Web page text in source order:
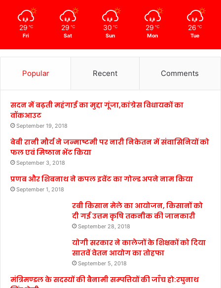
29 ℃
Fri
29 ℃
Sat
30 ℃
Sun
29 ℃
Mon
26 ℃
Tue
Popular Recent Comments
सदन में बढ़ती महंगाई का मुद्दा गूंजा,कांग्रेस विधायकों का
वॉकआउट
September 19, 2018
बेबी रानी मौर्य ने जन्माष्टमी पर नारी निकेतन में संवासिनियों को
फल एवं मिष्ठान भेंट किया
September 3, 2018
प्रणब और शिबनाथ ने कपल इवेंट का गोल्ड अपने नाम किया
September 1, 2018
रबी किसान मेले का आयोजन, किसानों को
दी गई उत्तम कृषि तकनीक की जानकारी
September 28, 2018
योगी सरकार ने कालेजों के शिक्षकों को दिया
सातवें वेतन आयोग का तोहफा
September 5, 2018
मंत्रिमण्डल के सदस्यों की बैनामी सम्पत्तियों की जाँच हो:रघुनाथ